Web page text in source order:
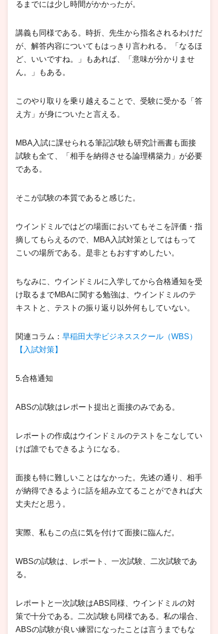
るまでには少し時間がかかったが。
講義も同様である。時折、先生から指名されるわけだ
が、解答内容についてもはっきり言われる。「なるほ
ど、いいですね。」もあれば、「意味が分かりませ
ん。」もある。
このやり取りを乗り越えることで、受験に受かる「答
え方」が身についたと言える。
MBA入試に課せられる筆記試験も研究計画書も面接
試験も全て、「相手を納得させる論理構築力」が必要
である。
そこが試験の本質であると感じた。
ウインドミルではどの場面においてもそこを評価・指
摘してもらえるので、MBA入試対策としてはもって
こいの場所である。是非ともおすすめしたい。
ちなみに、ウインドミルに入学してから合格通知を受
け取るまでMBAに関する勉強は、ウインドミルのテ
キストと、テストの振り返り以外何もしていない。
関連コラム： 早稲田大学ビジネススクール（WBS）
【入試対策】
5.合格通知
ABSの試験はレポート提出と面接のみである。
レポートの作成はウインドミルのテストをこなしてい
けば誰でもできるようになる。
面接も特に難しいことはなかった。先述の通り、相手
が納得できるように話を組み立てることができれば大
丈夫だと思う。
実際、私もこの点に気を付けて面接に臨んだ。
WBSの試験は、レポート、一次試験、二次試験であ
る。
レポートと一次試験はABS同様、ウインドミルの対
策で十分である。二次試験も同様である。私の場合、
ABSの試験が良い練習になったことは言うまでもな